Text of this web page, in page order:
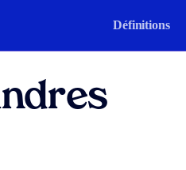
Définitions